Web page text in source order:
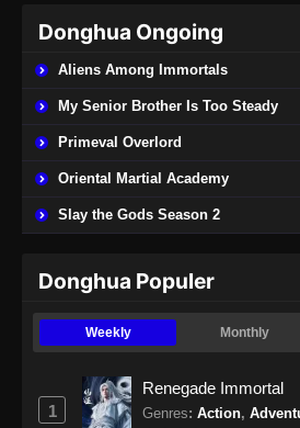
Dragon Prince
Subtitle Indonesia -
Indonesia
Eps 22 - Dragon
Dragon Prince
Eps 23 - Dragon
Dragon Prince
Donghua Ongoing
Aliens Among Immortals
My Senior Brother Is Too Steady
Primeval Overlord
Oriental Martial Academy
Slay the Gods Season 2
Donghua Populer
Weekly Monthly
1
Renegade Immortal
Genres: Action,